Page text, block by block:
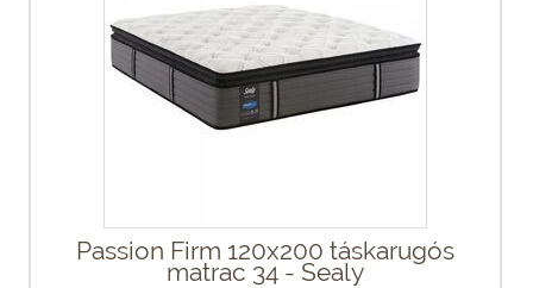
Passion Firm 120x200 táskarugós
matrac 34 - Sealy